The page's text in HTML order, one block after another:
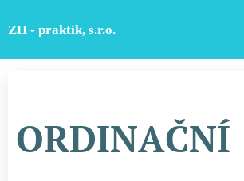
ZH - praktik, s.r.o.
ORDINAČNÍ